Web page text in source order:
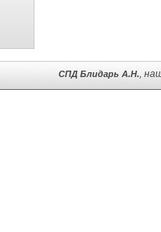
СПД Блидарь А.Н.,